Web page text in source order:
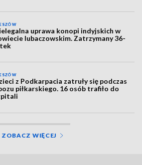
uprawa konopi indyjskich w
lubaczowskim. Zatrzymany 36-
z Podkarpacia zatruły się podczas
piłkarskiego. 16 osób trafiło do
ZOBACZ WIĘCEJ